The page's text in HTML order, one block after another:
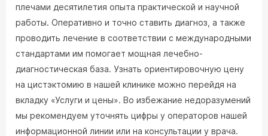
плечами десятилетия опыта практической и научной
работы. Оперативно и точно ставить диагноз, а также
проводить лечение в соответствии с международными
стандартами им помогает мощная лечебно-
диагностическая база. Узнать ориентировочную цену
на цистэктомию в нашей клинике можно перейдя на
вкладку «Услуги и цены». Во избежание недоразумений
мы рекомендуем уточнять цифры у операторов нашей
информационной линии или на консультации у врача.